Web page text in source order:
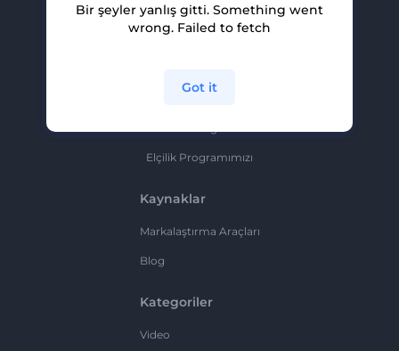
Ortaklık Programı
Elçilik Programımızı
Kaynaklar
Markalaştırma Araçları
Blog
Kategoriler
Video
Bir şeyler yanlış gitti. Something went
wrong. Failed to fetch
Got it